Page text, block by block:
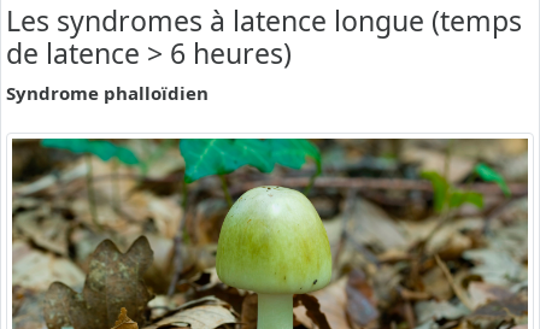
Les syndromes à latence longue (temps
de latence > 6 heures)
Syndrome phalloïdien